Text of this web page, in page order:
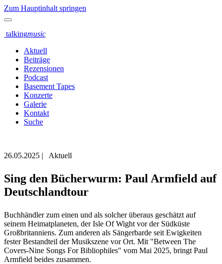
Zum Hauptinhalt springen
talkingmusic
Aktuell
Beiträge
Rezensionen
Podcast
Basement Tapes
Konzerte
Galerie
Kontakt
Suche
26.05.2025 | Aktuell
Sing den Bücherwurm: Paul Armfield auf
Deutschlandtour
Buchhändler zum einen und als solcher überaus geschätzt auf
seinem Heimatplaneten, der Isle Of Wight vor der Südküste
Großbritanniens. Zum anderen als Sängerbarde seit Ewigkeiten
fester Bestandteil der Musikszene vor Ort. Mit "Between The
Covers-Nine Songs For Bibliophiles" vom Mai 2025, bringt Paul
Armfield beides zusammen.